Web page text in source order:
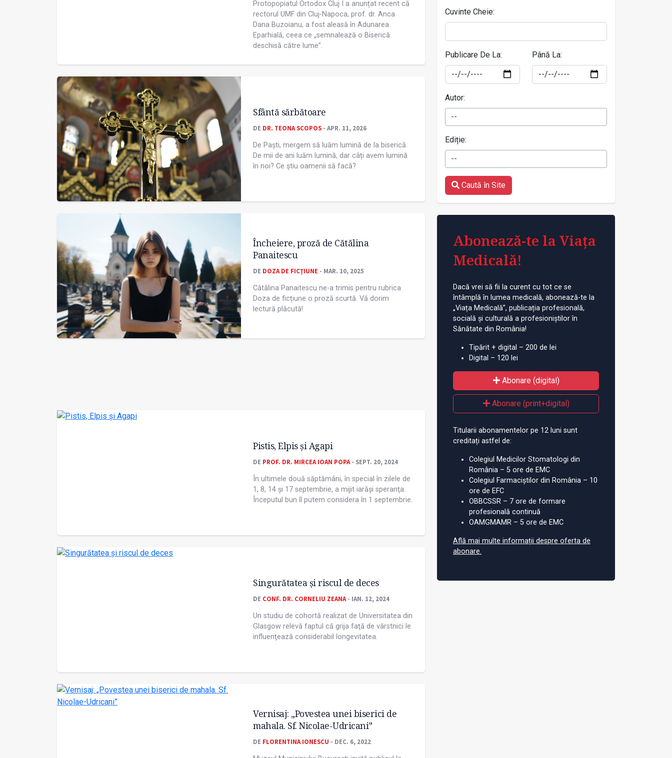
Protopopiatul Ortodox Cluj I a anunțat recent că
rectorul UMF din Cluj-Napoca, prof. dr. Anca
Dana Buzoianu, a fost aleasă în Adunarea
Eparhială, ceea ce „semnalează o Biserică
deschisă către lume”.
Sfântă sărbătoare
DE DR. TEONA SCOPOS - APR. 11, 2026
De Paști, mergem să luăm lumină de la biserică.
De mii de ani luăm lumină, dar câți avem lumină
în noi? Ce știu oamenii să facă?
Încheiere, proză de Cătălina
Panaitescu
DE DOZA DE FICȚIUNE - MAR. 10, 2025
Cătălina Panaitescu ne-a trimis pentru rubrica
Doza de ficțiune o proză scurtă. Vă dorim
lectură plăcută!
Pistis, Elpis și Agapi
DE PROF. DR. MIRCEA IOAN POPA- SEPT. 20, 2024
În ultimele două săptămâni, în special în zilele de
1, 8, 14 și 17 septembrie, a mijit iarăși speranţa.
Începutul bun îl putem considera în 1 septembrie.
Singurătatea și riscul de deces
DE CONF. DR. CORNELIU ZEANA- IAN. 12, 2024
Un studiu de cohortă realizat de Universitatea din
Glasgow relevă faptul că grija faţă de vârstnici le
influenţează considerabil longevitatea.
Vernisaj: „Povestea unei biserici de
mahala. Sf. Nicolae-Udricani”
DE FLORENTINA IONESCU - DEC. 6, 2022
Cuvinte Cheie:
Publicare De La: Până La:
Autor:
--
Ediție:
--
Caută în Site
Abonează-te la Viața
Medicală!
Dacă vrei să fii la curent cu tot ce se
întâmplă în lumea medicală, abonează-te la
„Viața Medicală”, publicația profesională,
socială și culturală a profesioniștilor în
Sănătate din România!
Tipărit + digital – 200 de lei
Digital – 120 lei
Abonare (digital)
Abonare (print+digital)
Titularii abonamentelor pe 12 luni sunt
creditați astfel de:
Colegiul Medicilor Stomatologi din
România – 5 ore de EMC
Colegiul Farmaciștilor din România – 10
ore de EFC
OBBCSSR – 7 ore de formare
profesională continuă
OAMGMAMR – 5 ore de EMC
Află mai multe informații despre oferta de
abonare.